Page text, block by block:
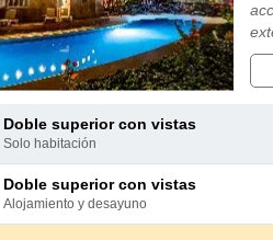
doble superior con vistas
solo habitación
doble superior con vistas
alojamiento y desayuno